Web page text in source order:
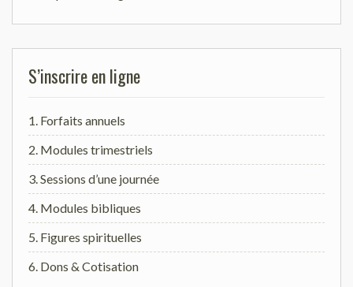
S’inscrire en ligne
1. Forfaits annuels
2. Modules trimestriels
3. Sessions d’une journée
4. Modules bibliques
5. Figures spirituelles
6. Dons & Cotisation